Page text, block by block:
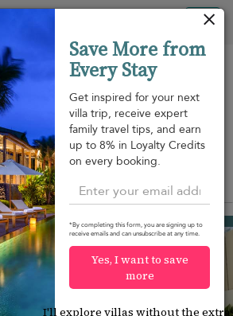
Frente a la
playa
Piscina
from81 USD
per night
Save More from
Every Stay
Get inspired for your next
villa trip, receive expert
family travel tips, and earn
up to 8% in Loyalty Credits
on every booking.
*By completing this form, you are signing up to
receive emails and can unsubscribe at any time.
Yes, I want to save
more
I'll explore villas without the